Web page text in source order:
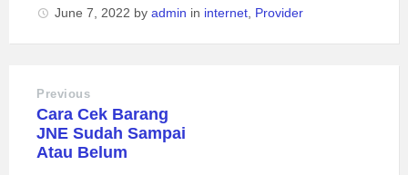
June 7, 2022 by admin in internet Provider
Previous
Cara Cek Barang
JNE Sudah Sampai
Atau Belum